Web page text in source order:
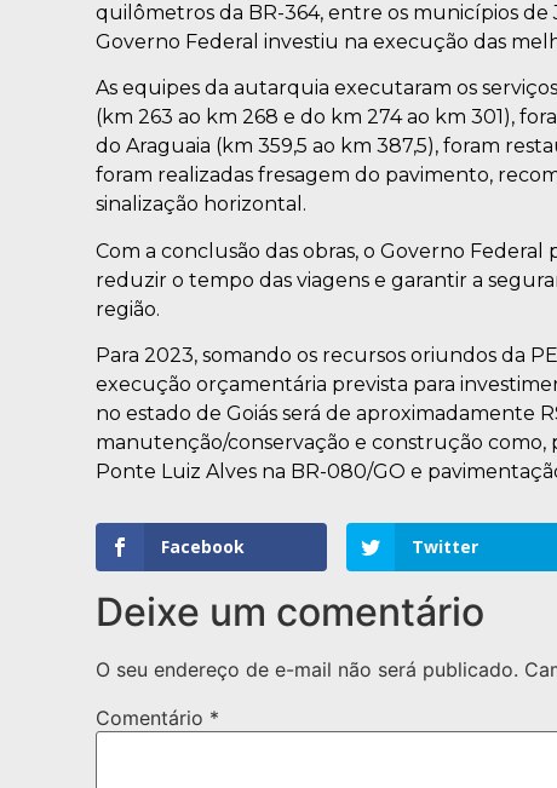
quilômetros da BR-364, entre os municípios de
Governo Federal investiu na execução das
As equipes da autarquia executaram os
(km 263 ao km 268 e do km 274 ao km 301),
do Araguaia (km 359,5 ao km 387,5), foram
foram realizadas fresagem do pavimento,
sinalização horizontal.
Com a conclusão das obras, o Governo
reduzir o tempo das viagens e garantir a
região.
Para 2023, somando os recursos oriundos da
execução orçamentária prevista para
no estado de Goiás será de aproximadamente
manutenção/conservação e construção como,
Ponte Luiz Alves na BR-080/GO e
Facebook Twitter
Deixe um comentário
O seu endereço de e-mail não será publicado.
Comentário *